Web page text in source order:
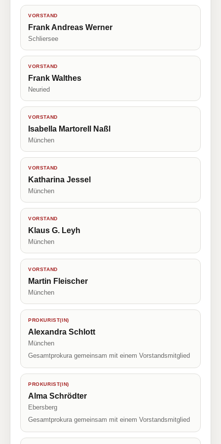
VORSTAND
Frank Andreas Werner
Schliersee
VORSTAND
Frank Walthes
Neuried
VORSTAND
Isabella Martorell Naßl
München
VORSTAND
Katharina Jessel
München
VORSTAND
Klaus G. Leyh
München
VORSTAND
Martin Fleischer
München
PROKURIST(IN)
Alexandra Schlott
München
Gesamtprokura gemeinsam mit einem Vorstandsmitglied
PROKURIST(IN)
Alma Schrödter
Ebersberg
Gesamtprokura gemeinsam mit einem Vorstandsmitglied